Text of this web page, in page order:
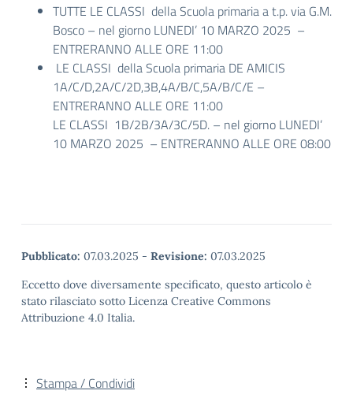
TUTTE LE CLASSI della Scuola primaria a t.p. via G.M.
Bosco – nel giorno LUNEDI’ 10 MARZO 2025 –
ENTRERANNO ALLE ORE 11:00
LE CLASSI della Scuola primaria DE AMICIS
1A/C/D,2A/C/2D,3B,4A/B/C,5A/B/C/E –
ENTRERANNO ALLE ORE 11:00
LE CLASSI 1B/2B/3A/3C/5D. – nel giorno LUNEDI’
10 MARZO 2025 – ENTRERANNO ALLE ORE 08:00
Pubblicato: 07.03.2025 - Revisione: 07.03.2025
Eccetto dove diversamente specificato, questo articolo è
stato rilasciato sotto Licenza Creative Commons
Attribuzione 4.0 Italia.
Stampa / Condividi